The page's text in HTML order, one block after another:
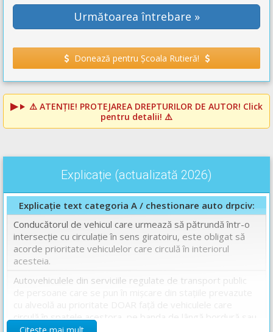
Următoarea întrebare »
Donează pentru Școala Rutieră!
⚠️ ATENȚIE! PROTEJAREA DREPTURILOR DE AUTOR! Click
pentru detalii! ⚠️
Explicație (actualizată 2026)
Explicație text categoria A / chestionare auto drpciv:
Conducătorul de vehicul care urmează să pătrundă într-o
intersecție cu circulație în sens giratoiru, este obligat să
acorde prioritate vehiculelor care circulă în interiorul
acesteia.
Autovehiculele din serviciile regulate de transport public
de persoane care se pun în mișcare din stațiile prevazute
circulă în spatele acestora, pe banda de lângă bordură sau
acostament, NU au prioritate față de toți participanții la